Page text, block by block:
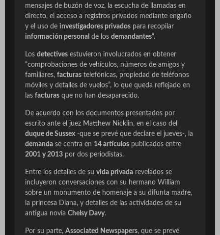
mensajes de buzón de voz, la escucha de llamadas en
directo, el acceso a registros privados mediante engaño
y el uso de investigadores privados para recopilar
información personal de los demandantes“.
Los detectives estuvieron involucrados en obtener
“comprobaciones de vehículos, números de amigos y
familiares, facturas telefónicas, propiedad de teléfonos
móviles y detalles de vuelos”, lo que queda reflejado en
las facturas que no han desaparecido.
De acuerdo con los documentos presentados por
escrito ante el juez Matthew Nicklin, en el caso del
duque de Sussex -que se prevé que declare el jueves-, la
demanda se centra en 14 artículos publicados entre
2001 y 2013 por dos periodistas.
Entre los detalles de su vida privada revelados se
incluyeron conversaciones con su hermano William
sobre un monumento de homenaje a su difunta madre,
la princesa Diana, y detalles de las actividades de su
antigua novia Chelsy Davy.
Por su parte, Associated Newspapers, que se prevé